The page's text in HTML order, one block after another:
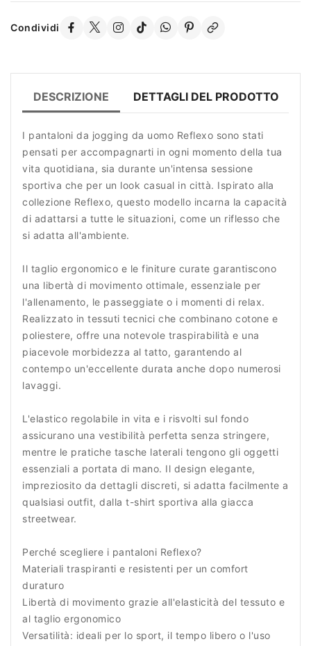
Condividi
DESCRIZIONE DETTAGLI DEL PRODOTTO
I pantaloni da jogging da uomo Reflexo sono stati
pensati per accompagnarti in ogni momento della tua
vita quotidiana, sia durante un'intensa sessione
sportiva che per un look casual in città. Ispirato alla
collezione Reflexo, questo modello incarna la capacità
di adattarsi a tutte le situazioni, come un riflesso che
si adatta all'ambiente.
Il taglio ergonomico e le finiture curate garantiscono
una libertà di movimento ottimale, essenziale per
l'allenamento, le passeggiate o i momenti di relax.
Realizzato in tessuti tecnici che combinano cotone e
poliestere, offre una notevole traspirabilità e una
piacevole morbidezza al tatto, garantendo al
contempo un'eccellente durata anche dopo numerosi
lavaggi.
L'elastico regolabile in vita e i risvolti sul fondo
assicurano una vestibilità perfetta senza stringere,
mentre le pratiche tasche laterali tengono gli oggetti
essenziali a portata di mano. Il design elegante,
impreziosito da dettagli discreti, si adatta facilmente a
qualsiasi outfit, dalla t-shirt sportiva alla giacca
streetwear.
Perché scegliere i pantaloni Reflexo?
Materiali traspiranti e resistenti per un comfort
duraturo
Libertà di movimento grazie all'elasticità del tessuto e
al taglio ergonomico
Versatilità: ideali per lo sport, il tempo libero o l'uso